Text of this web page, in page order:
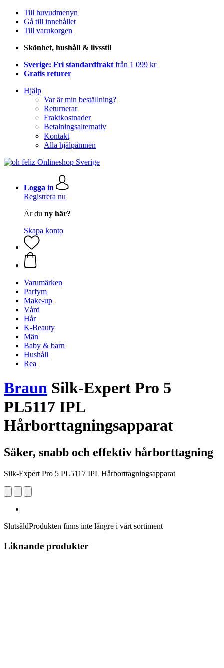
Till huvudmenyn
Gå till innehållet
Till varukorgen
Skönhet, hushåll & livsstil
Sverige: Fri standardfrakt från 1 099 kr
Gratis returer
Hjälp
Var är min beställning?
Returnerar
Fraktkostnader
Betalningsalternativ
Kontakt
Alla hjälpämnen
Logga in
Registrera nu
Är du ny här?
Skapa konto
Varumärken
Parfym
Make-up
Vård
Hår
K-Beauty
Män
Baby & barn
Hushåll
Rea
Braun Silk-Expert Pro 5
PL5117 IPL
Hårborttagningsapparat
Säker, snabb och effektiv hårborttagning
Silk-Expert Pro 5 PL5117 IPL Hårborttagningsapparat
SlutsåldProdukten finns inte längre i vårt sortiment
Liknande produkter